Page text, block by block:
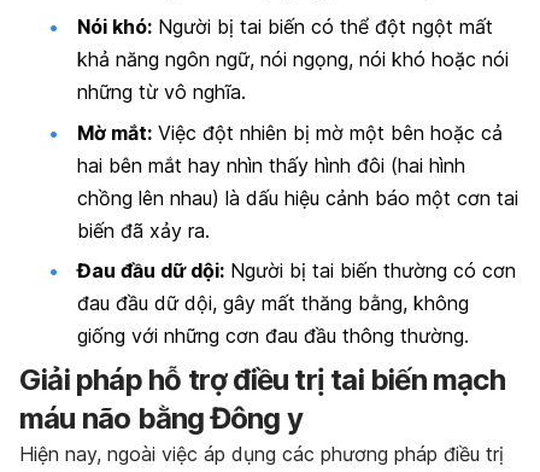
Nói khó: Người bị tai biến có thể đột ngột mất
khả năng ngôn ngữ, nói ngọng, nói khó hoặc nói
những từ vô nghĩa.
Mờ mắt: Việc đột nhiên bị mờ một bên hoặc cả
hai bên mắt hay nhìn thấy hình đôi (hai hình
chồng lên nhau) là dấu hiệu cảnh báo một cơn tai
biến đã xảy ra.
Đau đầu dữ dội: Người bị tai biến thường có cơn
đau đầu dữ dội, gây mất thăng bằng, không
giống với những cơn đau đầu thông thường.
Giải pháp hỗ trợ điều trị tai biến mạch
máu não bằng Đông y
Hiện nay, ngoài việc áp dụng các phương pháp điều trị